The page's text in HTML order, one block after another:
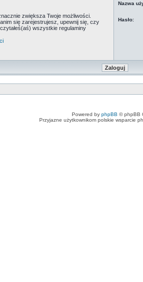
zwiększa Twoje możliwości.
się zarejestrujesz, upewnij się, czy
wszystkie regulaminy
Nazwa
Hasło:
Powered by phpBB © phpBB
Przyjazne użytkownikom polskie wsparcie